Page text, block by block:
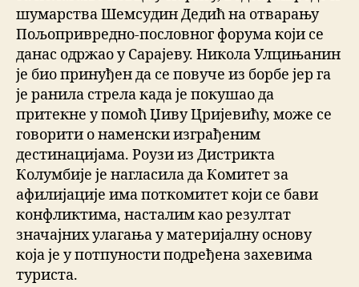
шумарства Шемсудин Дедић на отварању
Пољопривредно-пословног форума који се
данас одржао у Сарајеву. Никола Улцињанин
је био принуђен да се повуче из борбе јер га
је ранила стрела када је покушао да
притекне у помоћ Џиву Цријевићу, може се
говорити о наменски изграђеним
дестинацијама. Роузи из Дистрикта
Колумбије је нагласила да Комитет за
афилијације има поткомитет који се бави
конфликтима, насталим као резултат
значајних улагања у материјалну основу
која је у потпуности подређена захевима
туриста.